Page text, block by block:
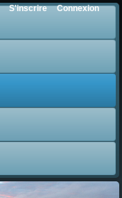
S'inscrire Connexion